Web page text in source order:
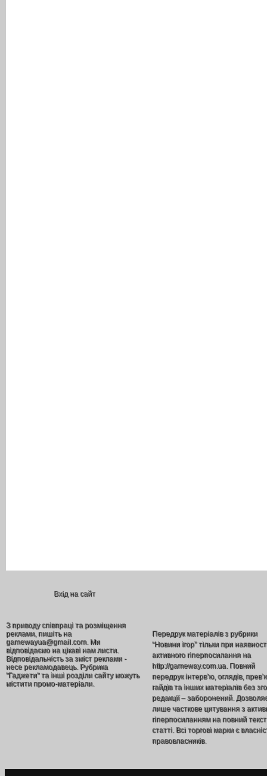
Вхід на сайт
З приводу співпраці та розміщення
реклами, пишіть на
gamewayua@gmail.com. Ми
відповідаємо на цікаві нам листи.
Відповідальність за зміст реклами -
несе рекламодавець. Рубрика
"Гаджети" та інші розділи сайту можуть
містити промо-матеріали.
Передрук матеріалів з рубрики
“Новини ігор” тільки при
активного гіперпосилання на
http://gameway.com.ua. Повний
передрук інтерв’ю, оглядів,
гайдів та інших матеріалів без
редакції – заборонений.
лише часткове цитування з
гіперпосиланням на повний текст
статті. Всі торгові марки є
правовласників.